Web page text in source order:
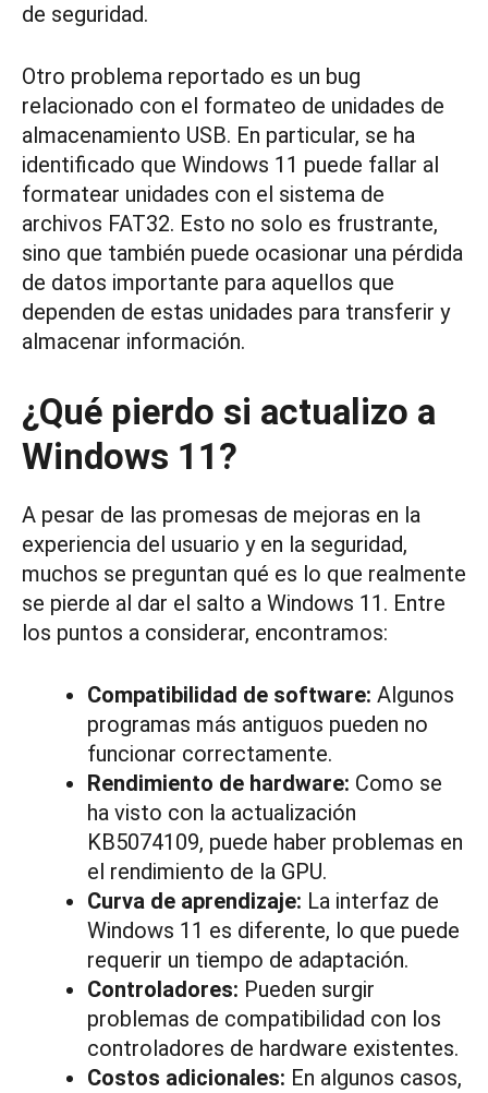
de seguridad.
Otro problema reportado es un bug
relacionado con el formateo de unidades de
almacenamiento USB. En particular, se ha
identificado que Windows 11 puede fallar al
formatear unidades con el sistema de
archivos FAT32. Esto no solo es frustrante,
sino que también puede ocasionar una pérdida
de datos importante para aquellos que
dependen de estas unidades para transferir y
almacenar información.
¿Qué pierdo si actualizo a
Windows 11?
A pesar de las promesas de mejoras en la
experiencia del usuario y en la seguridad,
muchos se preguntan qué es lo que realmente
se pierde al dar el salto a Windows 11. Entre
los puntos a considerar, encontramos:
Compatibilidad de software: Algunos
programas más antiguos pueden no
funcionar correctamente.
Rendimiento de hardware: Como se
ha visto con la actualización
KB5074109, puede haber problemas en
el rendimiento de la GPU.
Curva de aprendizaje: La interfaz de
Windows 11 es diferente, lo que puede
requerir un tiempo de adaptación.
Controladores: Pueden surgir
problemas de compatibilidad con los
controladores de hardware existentes.
Costos adicionales: En algunos casos,